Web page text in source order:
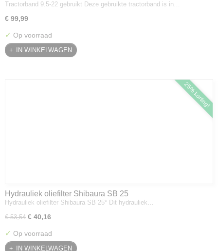
Tractorband 9.5-22 gebruikt Deze gebruikte tractorband is in…
€ 99,99
✓ Op voorraad
IN WINKELWAGEN
25% korting!
Hydrauliek oliefilter Shibaura SB 25
Hydrauliek oliefilter Shibaura SB 25* Dit hydrauliek…
€ 53,54 € 40,16
✓ Op voorraad
IN WINKELWAGEN